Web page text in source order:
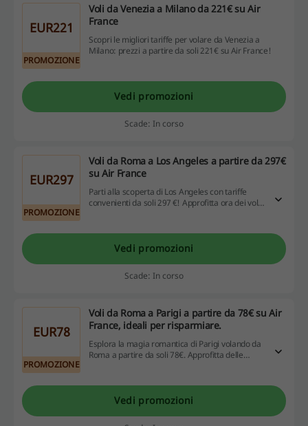
EUR221
PROMOZIONE
Voli da Venezia a Milano da 221€ su Air
France
Scopri le migliori tariffe per volare da Venezia a
Milano: prezzi a partire da soli 221€ su Air France!
Vedi promozioni
Scade: In corso
EUR297
PROMOZIONE
Voli da Roma a Los Angeles a partire da 297€
su Air France
Parti alla scoperta di Los Angeles con tariffe
convenienti da soli 297 €! Approfitta ora dei voli
Vedi promozioni
Scade: In corso
EUR78
PROMOZIONE
Voli da Roma a Parigi a partire da 78€ su Air
France, ideali per risparmiare.
Esplora la magia romantica di Parigi volando da
Roma a partire da soli 78€. Approfitta delle
Vedi promozioni